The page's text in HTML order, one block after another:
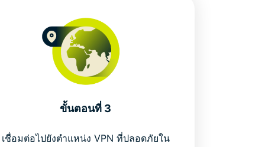
ขั้นตอนที่ 3
เชื่อมต่อไปยังตำแหน่ง VPN ที่ปลอดภัยใน